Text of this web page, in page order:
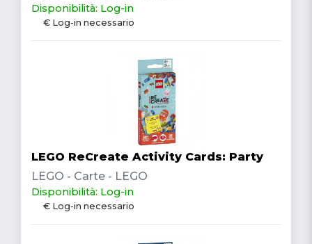
Disponibilità: Log-in
€ Log-in necessario
LEGO ReCreate Activity Cards: Party
LEGO - Carte - LEGO
Disponibilità: Log-in
€ Log-in necessario